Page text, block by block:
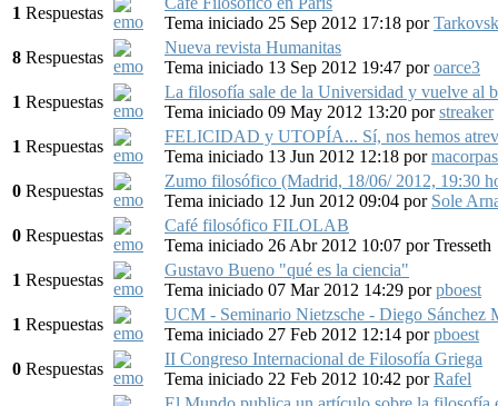
1 Respuestas
Tema iniciado 25 Sep 2012 17:18 por
8 Respuestas
Nueva revista Humanitas
Tema iniciado 13 Sep 2012 19:47 poroarce3
1 Respuestas
La filosofía sale de la Universidad y vuelve al
Tema iniciado 09 May 2012 13:20 porstreaker
1 Respuestas
FELICIDAD y UTOPÍA... Sí, nos hemos
Tema iniciado 13 Jun 2012 12:18 pormacorpas
0 Respuestas
Zumo filosófico (Madrid, 18/06/ 2012, 19:30
Tema iniciado 12 Jun 2012 09:04 por Sole
0 Respuestas
Café filosófico FILOLAB
Tema iniciado 26 Abr 2012 10:07 porTresseth
1 Respuestas
Gustavo Bueno "qué es la ciencia"
Tema iniciado 07 Mar 2012 14:29 porpboest
1 Respuestas
UCM - Seminario Nietzsche - Diego Sánchez
Tema iniciado 27 Feb 2012 12:14 porpboest
0 Respuestas
II Congreso Internacional de Filosofía Griega
Tema iniciado 22 Feb 2012 10:42 porRafel